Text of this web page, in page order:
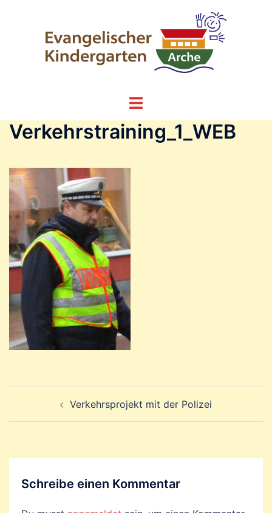
Menü
Verkehrstraining_1_WEB
Verkehrsprojekt mit der Polizei
Schreibe einen Kommentar